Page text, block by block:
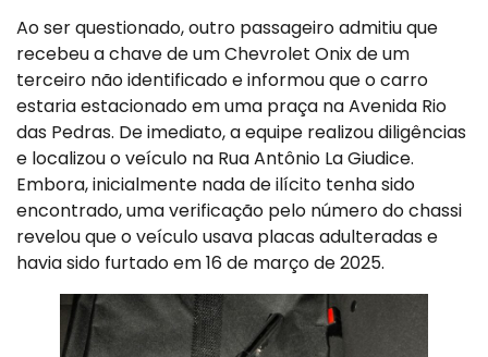
Ao ser questionado, outro passageiro admitiu que
recebeu a chave de um Chevrolet Onix de um
terceiro não identificado e informou que o carro
estaria estacionado em uma praça na Avenida Rio
das Pedras. De imediato, a equipe realizou diligências
e localizou o veículo na Rua Antônio La Giudice.
Embora, inicialmente nada de ilícito tenha sido
encontrado, uma verificação pelo número do chassi
revelou que o veículo usava placas adulteradas e
havia sido furtado em 16 de março de 2025.